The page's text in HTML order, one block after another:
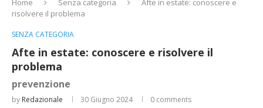
Home Senza categoria
Afte in estate: conoscere e
risolvere il problema
SENZA CATEGORIA
Afte in estate: conoscere e risolvere il
problema
prevenzione
by Redazionale 30 Giugno 2024 0 comments